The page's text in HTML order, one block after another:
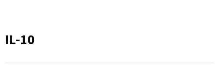
IL-10